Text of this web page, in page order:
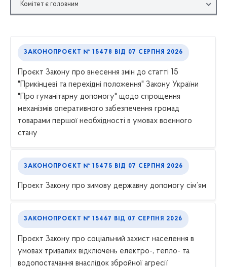
Комітет є головним
ЗАКОНОПРОЄКТ № 15478 ВІД 07 СЕРПНЯ 2026
Проєкт Закону про внесення змін до статті 15
"Прикінцеві та перехідні положення" Закону України
"Про гуманітарну допомогу" щодо спрощення
механізмів оперативного забезпечення громад
товарами першої необхідності в умовах воєнного
стану
ЗАКОНОПРОЄКТ № 15475 ВІД 07 СЕРПНЯ 2026
Проєкт Закону про зимову державну допомогу сім’ям
ЗАКОНОПРОЄКТ № 15467 ВІД 07 СЕРПНЯ 2026
Проєкт Закону про соціальний захист населення в
умовах тривалих відключень електро-, тепло- та
водопостачання внаслідок збройної агресії